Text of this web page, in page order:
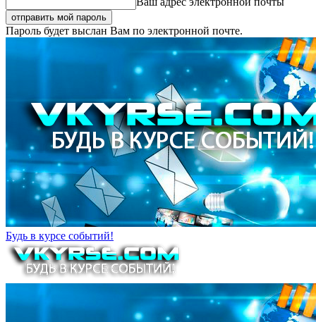
Пароль будет выслан Вам по электронной почте.
Будь в курсе событий!